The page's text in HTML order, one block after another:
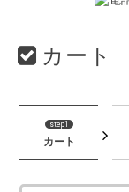
カート
step1
カート